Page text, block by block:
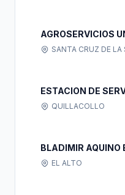
AGROSERVICIOS
SANTA CRUZ DE LA
ESTACION DE
QUILLACOLLO
BLADIMIR AQUINO
EL ALTO